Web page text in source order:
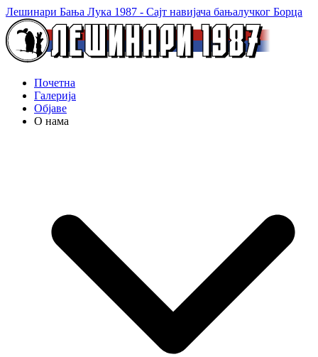
Лешинари Бања Лука 1987 - Сајт навијача бањалучког Борца
Почетна
Галерија
Објаве
О нама